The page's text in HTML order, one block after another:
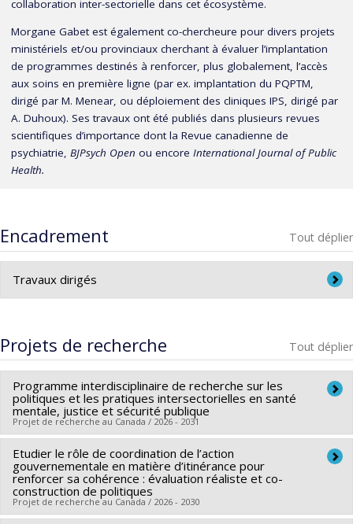
collaboration inter-sectorielle dans cet écosystème.
Morgane Gabet est également co-chercheure pour divers projets
ministériels et/ou provinciaux cherchant à évaluer l’implantation
de programmes destinés à renforcer, plus globalement, l’accès
aux soins en première ligne (par ex. implantation du PQPTM,
dirigé par M. Menear, ou déploiement des cliniques IPS, dirigé par
A. Duhoux). Ses travaux ont été publiés dans plusieurs revues
scientifiques d’importance dont la Revue canadienne de
psychiatrie, BJPsych Open ou encore International Journal of Public
Health.
Encadrement Tout déplier
Travaux dirigés
Caroline Piette (Automne 2024)
Sarah St-Germain (Automne 2024)
Projets de recherche Tout déplier
Programme interdisciplinaire de recherche sur les
politiques et les pratiques intersectorielles en santé
mentale, justice et sécurité publique
Projet de recherche au Canada / 2026 - 2031
Sources de financement :FRQSC/Fonds de recherche du
Québec - Société et culture (FQRSC)
Programmes de subvention :
Soutien aux équipes de recherche - Stade de
Etudier le rôle de coordination de l’action
gouvernementale en matière d’itinérance pour
renforcer sa cohérence : évaluation réaliste et co-
construction de politiques
Projet de recherche au Canada / 2026 - 2030